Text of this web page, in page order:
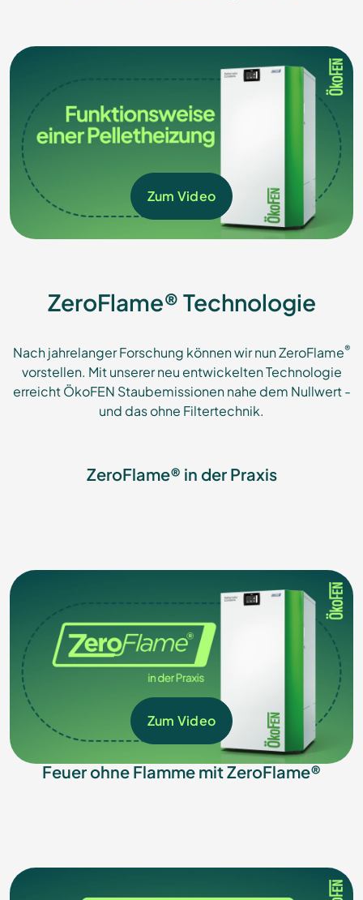
Zum Video
ZeroFlame® Technologie
Nach jahrelanger Forschung können wir nun ZeroFlame®
vorstellen. Mit unserer neu entwickelten Technologie
erreicht ÖkoFEN Staubemissionen nahe dem Nullwert -
und das ohne Filtertechnik.
ZeroFlame® in der Praxis
Zum Video
Feuer ohne Flamme mit ZeroFlame®